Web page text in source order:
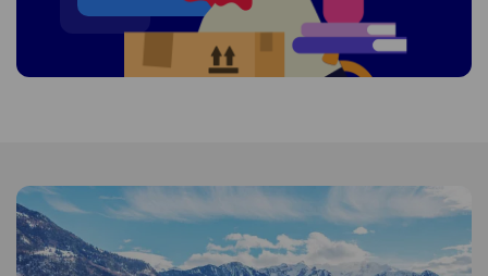
Informations sur la Suisse